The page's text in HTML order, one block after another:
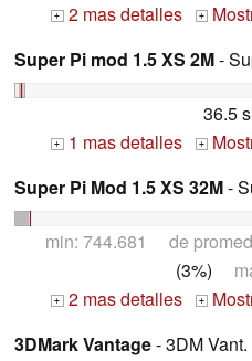
+ 2 mas detalles +
Super Pi mod 1.5 XS 2M-
36.5 s
+ 1 mas detalles +
Super Pi Mod 1.5 XS 32M-
min: 744.681 de
(3%)
+ 2 mas detalles +
3DMark Vantage- 3DM